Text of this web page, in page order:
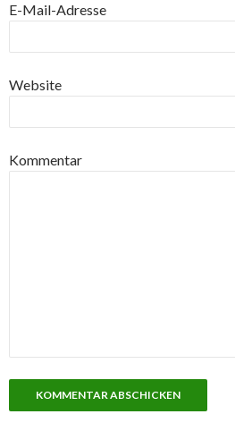
E-Mail-Adresse
Website
Kommentar